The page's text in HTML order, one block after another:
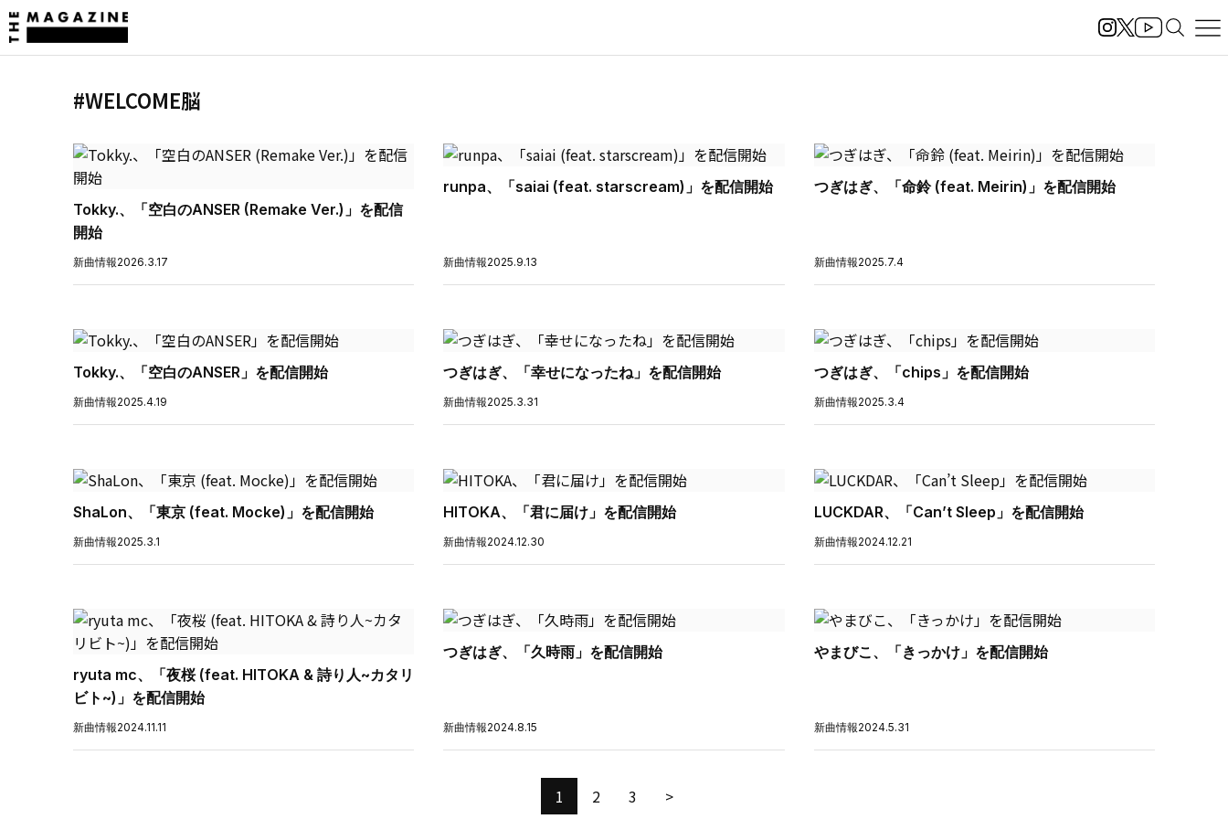
#WELCOME脳
Tokky.、「空白のANSER (Remake Ver.)」を配信
開始
新曲情報2026.3.17
runpa、「saiai (feat. starscream)」を配信開始
新曲情報2025.9.13
つぎはぎ、「命鈴 (feat. Meirin)」を配信開始
新曲情報2025.7.4
Tokky.、「空白のANSER」を配信開始
新曲情報2025.4.19
つぎはぎ、「幸せになったね」を配信開始
新曲情報2025.3.31
つぎはぎ、「chips」を配信開始
新曲情報2025.3.4
ShaLon、「東京 (feat. Mocke)」を配信開始
新曲情報2025.3.1
HITOKA、「君に届け」を配信開始
新曲情報2024.12.30
LUCKDAR、「Can’t Sleep」を配信開始
新曲情報2024.12.21
ryuta mc、「夜桜 (feat. HITOKA & 詩り人~カタリ
ビト~)」を配信開始
新曲情報2024.11.11
つぎはぎ、「久時雨」を配信開始
新曲情報2024.8.15
やまびこ、「きっかけ」を配信開始
新曲情報2024.5.31
1 2 3 >